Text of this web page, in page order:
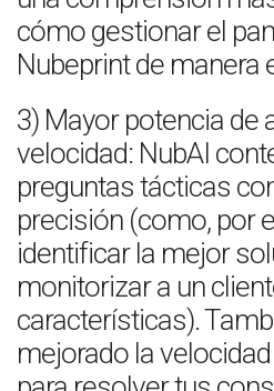
cómo gestionar el
Nubeprint de manera
3) Mayor potencia de
velocidad: NubAI
preguntas tácticas
precisión (como, por
identificar la mejor
monitorizar a un
características).
mejorado la